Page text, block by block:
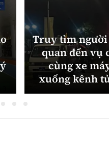
Truy tìm
quan đến vụ
cùng xe
xuống kênh